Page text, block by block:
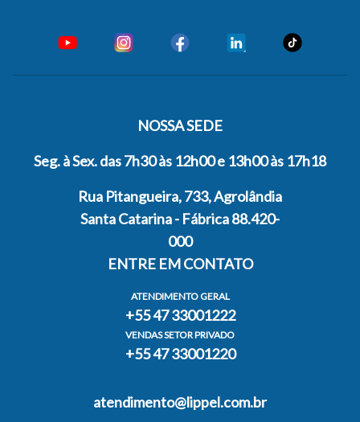
NOSSA SEDE
Seg. à Sex. das 7h30 às 12h00 e 13h00 às 17h18
Rua Pitangueira, 733, Agrolândia
Santa Catarina - Fábrica 88.420-
000
ENTRE EM CONTATO
ATENDIMENTO GERAL
+55 47 33001222
VENDAS SETOR PRIVADO
+55 47 33001220
atendimento@lippel.com.br